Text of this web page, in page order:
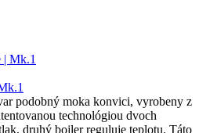
podobný moka konvici, vyrobeny z
technológiou dvoch
druhý bojler reguluje teplotu. Táto